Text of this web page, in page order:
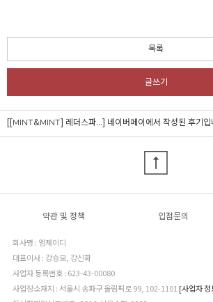
목록
글쓰기
[[MINT&MINT] 레더스파...] 네이버페이에서 작성된 후기입
약관 및 정책 입점문의
회사명 : 엠제이디
대표이사 : 강승모, 강신화
사업자 등록번호 : 623-43-00080
사업장소재지 : 서울시 송파구 올림픽로 99, 102-1101 [사업자